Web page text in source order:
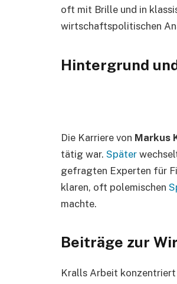
oft mit Brille und in
wirtschaftspolitischen
Hintergrund
Die Karriere von Markus
tätig war. Später
gefragten Experten für
klaren, oft polemischen
machte.
Beiträge zur
Kralls Arbeit